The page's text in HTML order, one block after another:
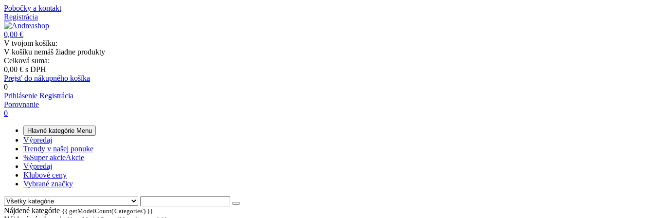
Pobočky a kontakt
Registrácia
0,00 €
V tvojom košíku:
V košíku nemáš žiadne produkty
Celková suma:
0,00 € s DPH
Prejsť do nákupného košíka
0
Prihlásenie Registrácia
Porovnanie
0
Hlavné kategórie Menu
Výpredaj
Trendy v našej ponuke
%Super akcieAkcie
Výpredaj
Klubové ceny
Vybrané značky
Nájdené kategórie {{ getModelCount('Categories') }}